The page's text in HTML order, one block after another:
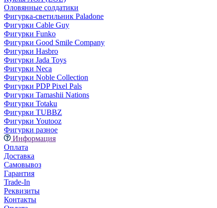
Оловянные солдатики
Фигурка-светильник Paladone
Фигурки Cable Guy
Фигурки Funko
Фигурки Good Smile Company
Фигурки Hasbro
Фигурки Jada Toys
Фигурки Neca
Фигурки Noble Collection
Фигурки PDP Pixel Pals
Фигурки Tamashii Nations
Фигурки Totaku
Фигурки TUBBZ
Фигурки Youtooz
Фигурки разное
Информация
Оплата
Доставка
Самовывоз
Гарантия
Trade-In
Реквизиты
Контакты